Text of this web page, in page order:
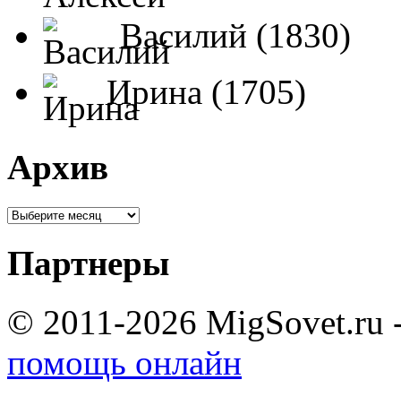
Василий (1830)
Ирина (1705)
Архив
Партнеры
© 2011-2026 MigSovet.ru
помощь онлайн